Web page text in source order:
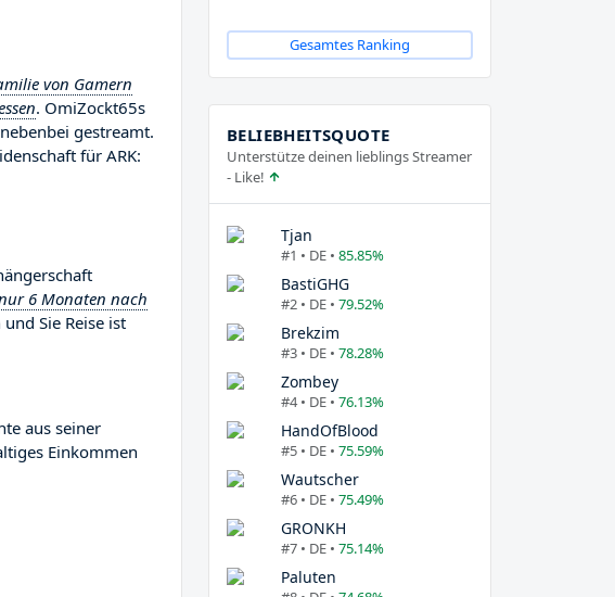
von Gamern
. OmiZockt65s
gestreamt.
für ARK:
6 Monaten nach
Sie Reise ist
aus seiner
Einkommen
Gesamtes Ranking
BELIEBHEITSQUOTE
Unterstütze deinen lieblings Streamer
- Like!
Tjan
#1 • DE • 85.85%
BastiGHG
#2 • DE • 79.52%
Brekzim
#3 • DE • 78.28%
Zombey
#4 • DE • 76.13%
HandOfBlood
#5 • DE • 75.59%
Wautscher
#6 • DE • 75.49%
GRONKH
#7 • DE • 75.14%
Paluten